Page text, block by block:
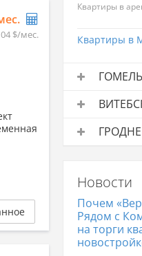
$/мес.
Квартиры в
Квартиры в
Квартиры в
Квартиры в
Новости
Почем
Рядом с
на торги